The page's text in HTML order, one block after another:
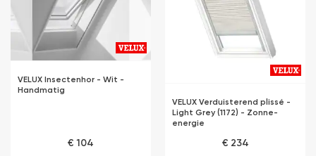
VELUX Insectenhor - Wit -
Handmatig
€ 104
VELUX Verduisterend plissé -
Light Grey (1172) - Zonne-
energie
€ 234